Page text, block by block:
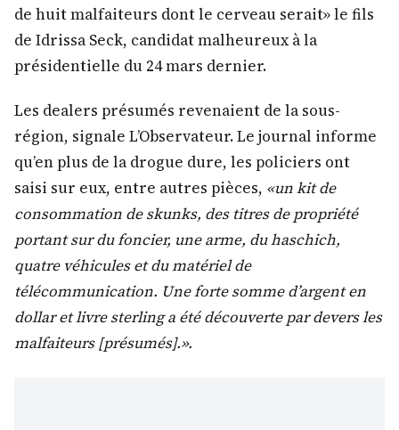
de huit malfaiteurs dont le cerveau serait» le fils
de Idrissa Seck, candidat malheureux à la
présidentielle du 24 mars dernier.
Les dealers présumés revenaient de la sous-
région, signale L’Observateur. Le journal informe
qu’en plus de la drogue dure, les policiers ont
saisi sur eux, entre autres pièces, «un kit de
consommation de skunks, des titres de propriété
portant sur du foncier, une arme, du haschich,
quatre véhicules et du matériel de
télécommunication. Une forte somme d’argent en
dollar et livre sterling a été découverte par devers les
malfaiteurs [présumés].».